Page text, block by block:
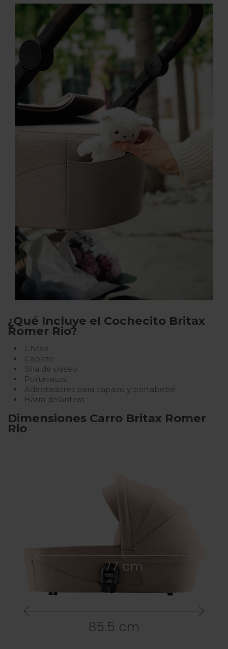
¿Qué Incluye el Cochecito Britax
Romer Rio?
Chasis
Capazo
Silla de paseo
Portavasos
Adaptadores para capazo y portabebé
Barra delantera
Dimensiones Carro Britax Romer
Rio